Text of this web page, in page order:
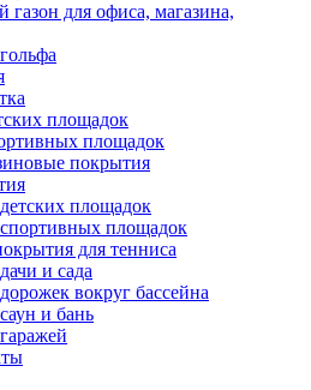
газон для офиса, магазина,
площадок
площадок
покрытия
площадок
площадок
для тенниса
и сада
вокруг бассейна
и бань